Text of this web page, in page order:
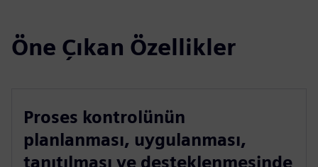
Öne Çıkan Özellikler
Proses kontrolünün
planlanması, uygulanması,
tanıtılması ve desteklenmesinde